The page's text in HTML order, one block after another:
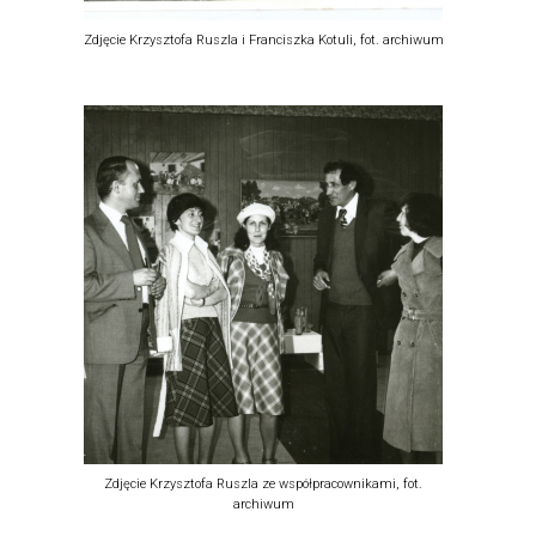
Zdjęcie Krzysztofa Ruszla i Franciszka Kotuli, fot. archiwum
Zdjęcie Krzysztofa Ruszla ze współpracownikami, fot.
archiwum